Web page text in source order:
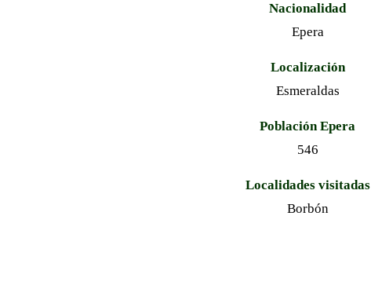
Nacionalidad
Epera
Localización
Esmeraldas
Población Epera
546
Localidades visitadas
Borbón